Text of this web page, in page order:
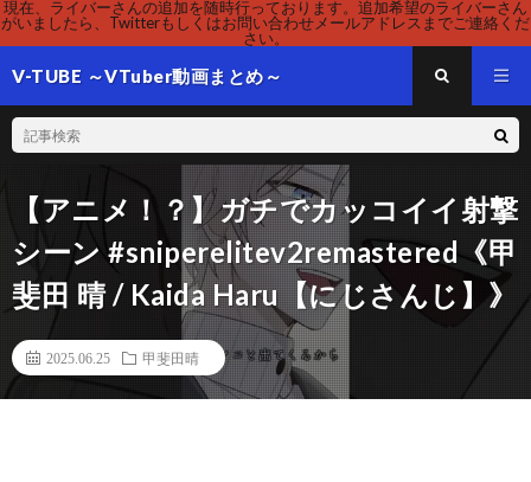
現在、ライバーさんの追加を随時行っております。追加希望のライバーさん
がいましたら、Twitterもしくはお問い合わせメールアドレスまでご連絡くだ
さい。
V-TUBE ～VTuber動画まとめ～
【アニメ！？】ガチでカッコイイ射撃
シーン #sniperelitev2remastered《甲
斐田 晴 / Kaida Haru【にじさんじ】》
2025.06.25 甲斐田晴